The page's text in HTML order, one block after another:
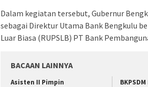
Dalam kegiatan tersebut, Gubernur
sebagai Direktur Utama Bank Bengkulu
Luar Biasa (RUPSLB) PT Bank
BACAAN LAINNYA
Asisten II Pimpin